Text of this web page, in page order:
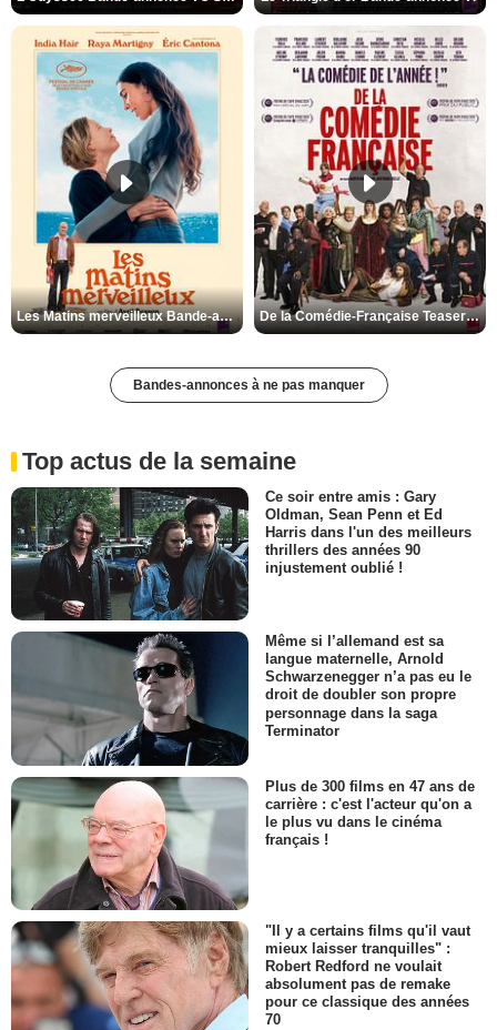
Les Matins merveilleux Bande-annonce VF De la Comédie-Française Teaser VF
Bandes-annonces à ne pas manquer
Top actus de la semaine
Ce soir entre amis : Gary
Oldman, Sean Penn et Ed
Harris dans l'un des meilleurs
thrillers des années 90
injustement oublié !
Même si l’allemand est sa
langue maternelle, Arnold
Schwarzenegger n’a pas eu le
droit de doubler son propre
personnage dans la saga
Terminator
Plus de 300 films en 47 ans de
carrière : c'est l'acteur qu'on a
le plus vu dans le cinéma
français !
"Il y a certains films qu'il vaut
mieux laisser tranquilles" :
Robert Redford ne voulait
absolument pas de remake
pour ce classique des années
70